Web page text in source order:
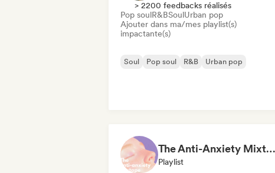
> 2200 feedbacks réalisés
Pop soulR&BSoulUrban pop
Ajouter dans ma/mes playlist(s)
impactante(s)
Soul Pop soul R&B Urban pop
The Anti-Anxiety Mixtape
Playlist